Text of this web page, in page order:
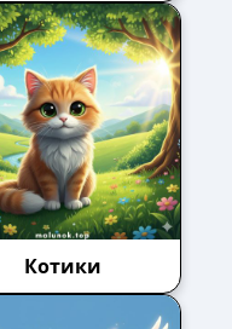
Котики